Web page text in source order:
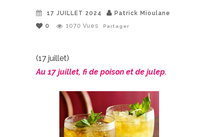
17 JUILLET 2024
Patrick Mioulane
0
1070 Vues Partager
(17 juillet)
Au 17 juillet, fi de poison et de julep.